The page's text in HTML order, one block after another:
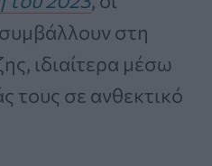
στη
ιδιαίτερα μέσω
τους σε ανθεκτικό